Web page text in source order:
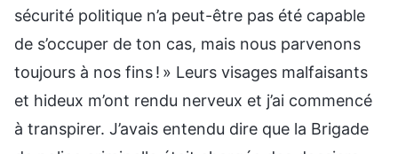
sécurité politique n’a peut-être pas été capable
de s’occuper de ton cas, mais nous parvenons
toujours à nos fins ! » Leurs visages malfaisants
et hideux m’ont rendu nerveux et j’ai commencé
à transpirer. J’avais entendu dire que la Brigade